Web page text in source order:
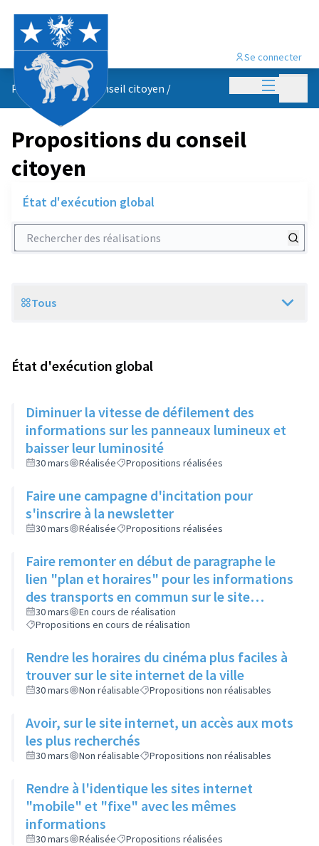
Menu
Se connecter
Propositions du conseil citoyen /
Propositions du conseil
citoyen
État d'exécution global
Rechercher des réalisations
Scope
Tous
État d'exécution global
Diminuer la vitesse de défilement des
informations sur les panneaux lumineux et
baisser leur luminosité
30 mars Réalisée Propositions réalisées
Faire une campagne d'incitation pour
s'inscrire à la newsletter
30 mars Réalisée Propositions réalisées
Faire remonter en début de paragraphe le
lien "plan et horaires" pour les informations
des transports en commun sur le site
internet de la ville
30 mars
En cours de réalisation
Propositions en cours de réalisation
Rendre les horaires du cinéma plus faciles à
trouver sur le site internet de la ville
30 mars Non réalisable Propositions non réalisables
Avoir, sur le site internet, un accès aux mots
les plus recherchés
30 mars Non réalisable Propositions non réalisables
Rendre à l'identique les sites internet
"mobile" et "fixe" avec les mêmes
informations
30 mars Réalisée Propositions réalisées